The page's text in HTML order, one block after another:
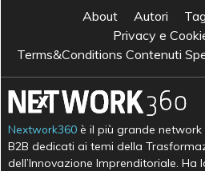
About Autori
Privacy e
Terms&Conditions Contenuti
Nextwork360 è il più grande
B2B dedicati ai temi della
dell’Innovazione Imprenditoriale.